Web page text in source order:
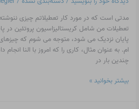
مدتی است که در مورد کار تعطیلاتم چیزی
تعطیلات من شامل کریستالیزاسیون پروتئین در
پایان نزدیک می شود، متوجه می شوم که چیزهای
ام. به عنوان مثال، کاری را که امروز با النا
چندین بار در
یک
کریستال
آویزان
کردن
یک
قطره
بیشتر بخوانید »